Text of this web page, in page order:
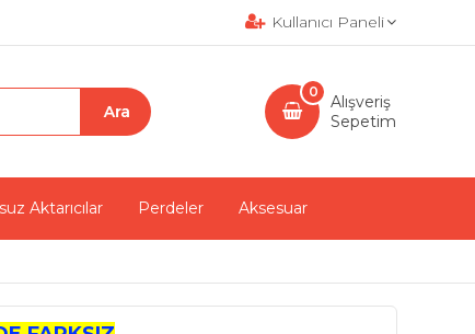
Kullanıcı Paneli
Alışveriş
Sepetim
0
Aktarıcılar Perdeler Aksesuar